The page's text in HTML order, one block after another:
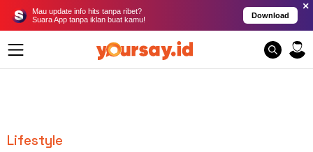
Mau update info hits tanpa ribet?
Suara App tanpa iklan buat kamu!
Download
×
Lifestyle